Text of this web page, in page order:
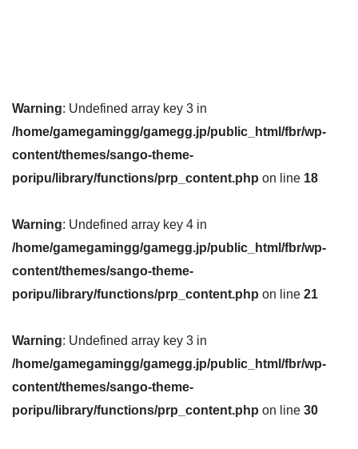
Warning: Undefined array key 3 in
/home/gamegamingg/gamegg.jp/public_html/fbr/wp-
content/themes/sango-theme-
poripu/library/functions/prp_content.php on line 18
Warning: Undefined array key 4 in
/home/gamegamingg/gamegg.jp/public_html/fbr/wp-
content/themes/sango-theme-
poripu/library/functions/prp_content.php on line 21
Warning: Undefined array key 3 in
/home/gamegamingg/gamegg.jp/public_html/fbr/wp-
content/themes/sango-theme-
poripu/library/functions/prp_content.php on line 30